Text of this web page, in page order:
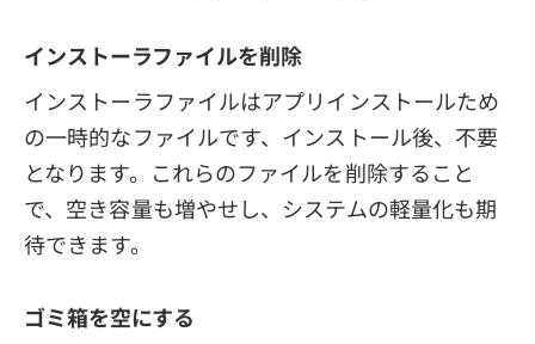
インストーラファイルを削除
インストーラファイルはアプリインストールため
の一時的なファイルです、インストール後、不要
となります。これらのファイルを削除すること
で、空き容量も増やせし、システムの軽量化も期
待できます。
ゴミ箱を空にする